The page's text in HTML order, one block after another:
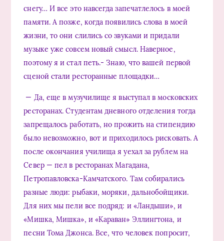
снегу… И все это навсегда запечатлелось в моей
памяти. А позже, когда появились слова в моей
жизни, то они слились со звуками и придали
музыке уже совсем новый смысл. Наверное,
поэтому я и стал петь.- Знаю, что вашей первой
сценой стали ресторанные площадки…
— Да, еще в музучилище я выступал в московских
ресторанах. Студентам дневного отделения тогда
запрещалось работать, но прожить на стипендию
было невозможно, вот и приходилось рисковать. А
после окончания училища я уехал за рублем на
Север — пел в ресторанах Магадана,
Петропавловска-Камчатского. Там собирались
разные люди: рыбаки, моряки, дальнобойщики.
Для них мы пели все подряд: и «Ландыши», и
«Мишка, Мишка», и «Караван» Эллингтона, и
песни Тома Джонса. Все, что человек попросит,